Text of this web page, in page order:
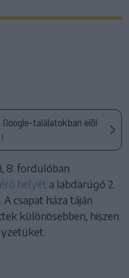
találatokban elöl
8. fordulóban
helyét a labdarúgó 2.
A csapat háza táján
különösebben, hiszen